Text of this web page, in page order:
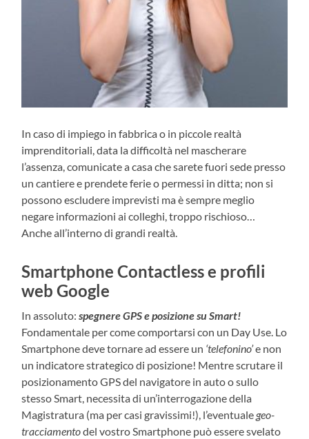
In caso di impiego in fabbrica o in piccole realtà
imprenditoriali, data la difficoltà nel mascherare
l’assenza, comunicate a casa che sarete fuori sede presso
un cantiere e prendete ferie o permessi in ditta; non si
possono escludere imprevisti ma è sempre meglio
negare informazioni ai colleghi, troppo rischioso…
Anche all’interno di grandi realtà.
Smartphone Contactless e profili
web Google
In assoluto:spegnere GPS e posizione su Smart!
Fondamentale per come comportarsi con un Day Use. Lo
Smartphone deve tornare ad essere un ‘telefonino’e non
un indicatore strategico di posizione! Mentre scrutare il
posizionamento GPS del navigatore in auto o sullo
stesso Smart, necessita di un’interrogazione della
Magistratura (ma per casi gravissimi!), l’eventuale geo-
tracciamentodel vostro Smartphone può essere svelato